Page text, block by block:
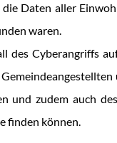
Daten aller
waren.
des Cyberangriffs
und zudem auch
finden können.